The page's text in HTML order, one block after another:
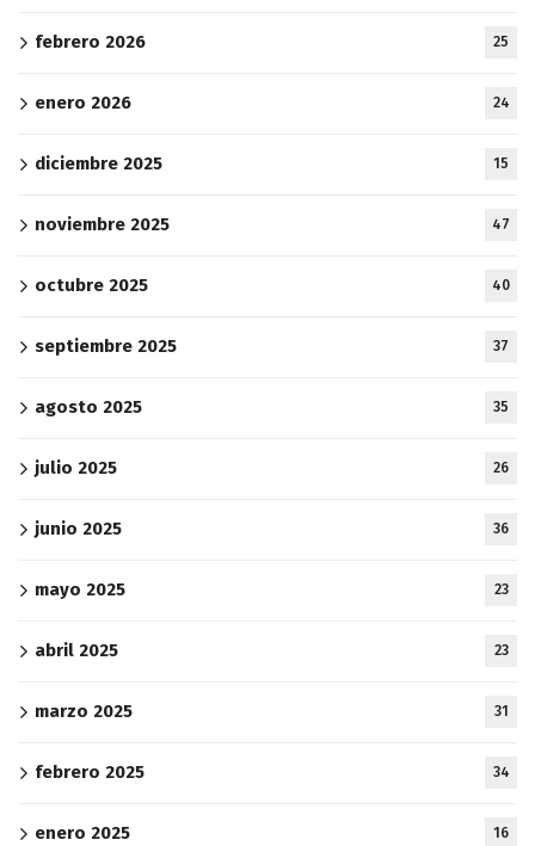
febrero 2026 25
enero 2026 24
diciembre 2025 15
noviembre 2025 47
octubre 2025 40
septiembre 2025 37
agosto 2025 35
julio 2025 26
junio 2025 36
mayo 2025 23
abril 2025 23
marzo 2025 31
febrero 2025 34
enero 2025 16